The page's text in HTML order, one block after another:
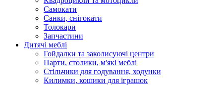
Самокати
Санки, снігокати
Толокари
Запчастини
Дитячі меблі
Гойдалки та заколисуючі центри
Парти, столики, м'які меблі
Стільчики для годування, ходунки
Килимки, кошики для іграшок